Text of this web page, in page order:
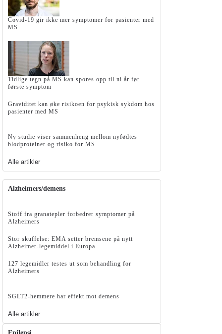
Covid-19 gir ikke mer symptomer for pasienter med
MS
Tidlige tegn på MS kan spores opp til ni år før
første symptom
Graviditet kan øke risikoen for psykisk sykdom hos
pasienter med MS
Ny studie viser sammenheng mellom nyfødtes
blodproteiner og risiko for MS
Alle artikler
Alzheimers/demens
Stoff fra granatepler forbedrer symptomer på
Alzheimers
Stor skuffelse: EMA setter bremsene på nytt
Alzheimer-legemiddel i Europa
127 legemidler testes ut som behandling for
Alzheimers
SGLT2-hemmere har effekt mot demens
Alle artikler